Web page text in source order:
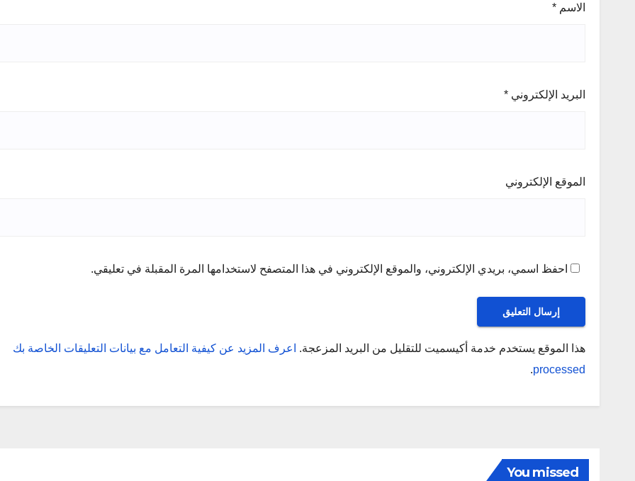
الاسم *
البريد الإلكتروني *
الموقع الإلكتروني
احفظ اسمي، بريدي الإلكتروني، والموقع الإلكتروني في هذا المتصفح لاستخدامها المرة المقبلة في تعليقي.
هذا الموقع يستخدم خدمة أكيسميت للتقليل من البريد المزعجة.
اعرف المزيد عن كيفية التعامل مع بيانات التعليقات الخاصة بك
processed
.
You missed